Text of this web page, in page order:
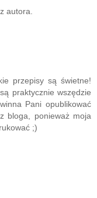
autora.
przepisy są świetne!
praktycznie wszędzie
Pani opublikować
bloga, ponieważ moja
;)